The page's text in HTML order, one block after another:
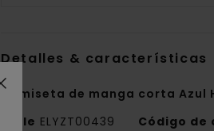
Detalles & características
Camiseta de manga corta Azul
Style ELYZT00439 Código de